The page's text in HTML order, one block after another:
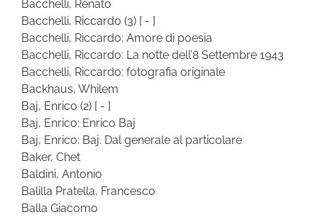
Bacchelli, Renato
Bacchelli, Riccardo (3) [ - ]
Bacchelli, Riccardo: Amore di poesia
Bacchelli, Riccardo: La notte dell’8 Settembre 1943
Bacchelli, Riccardo: fotografia originale
Backhaus, Whilem
Baj, Enrico (2) [ - ]
Baj, Enrico: Enrico Baj
Baj, Enrico: Baj. Dal generale al particolare
Baker, Chet
Baldini, Antonio
Balilla Pratella, Francesco
Balla Giacomo